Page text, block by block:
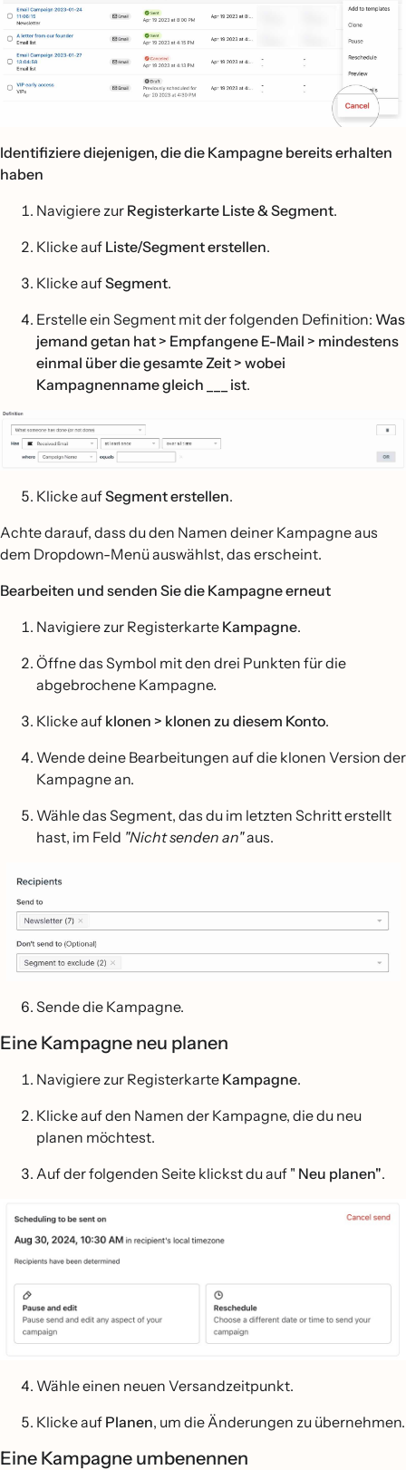
Identifiziere diejenigen, die die Kampagne bereits erhalten
haben
Navigiere zur Registerkarte Liste & Segment.
Klicke auf Liste/Segment erstellen.
Klicke aufSegment.
Erstelle ein Segment mit der folgenden Definition: Was
jemand getan hat > Empfangene E-Mail > mindestens
einmal über die gesamte Zeit > wobei
Kampagnenname gleich ___ ist.
Klicke aufSegment erstellen.
Achte darauf, dass du den Namen deiner Kampagne aus
dem Dropdown-Menü auswählst, das erscheint.
Bearbeiten und senden Sie die Kampagne erneut
Navigiere zur Registerkarte Kampagne.
Öffne das Symbol mit den drei Punkten für die
abgebrochene Kampagne.
Klicke auf klonen > klonen zu diesem Konto.
Wende deine Bearbeitungen auf die klonen Version der
Kampagne an.
Wähle das Segment, das du im letzten Schritt erstellt
hast, im Feld "Nicht senden an"aus.
Sende die Kampagne.
Eine Kampagne neu planen
Navigiere zur Registerkarte Kampagne.
Klicke auf den Namen der Kampagne, die du neu
planen möchtest.
Auf der folgenden Seite klickst du auf " Neu planen".
Wähle einen neuen Versandzeitpunkt.
Klicke auf Planen, um die Änderungen zu übernehmen.
Eine Kampagne umbenennen